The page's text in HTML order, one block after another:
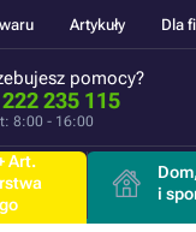
Artykuły Dla
pomocy?
235 115
8:00 - 16:00
Art.
i